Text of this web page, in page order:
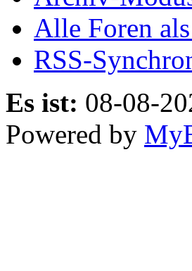
Alle Foren
RSS-
Es ist: 08-08-
Powered by